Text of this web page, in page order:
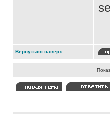
Вернуться наверх